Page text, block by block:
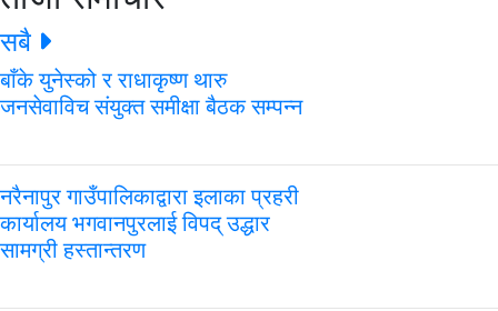
सबै
बाँके युनेस्को र राधाकृष्ण थारु
जनसेवाविच संयुक्त समीक्षा बैठक सम्पन्न
नरैनापुर गाउँपालिकाद्वारा इलाका प्रहरी
कार्यालय भगवानपुरलाई विपद् उद्धार
सामग्री हस्तान्तरण